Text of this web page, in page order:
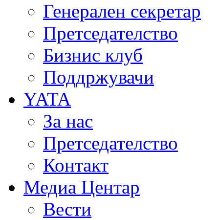
Генерален секретар
Претседателство
Бизнис клуб
Поддржувачи
YATA
За нас
Претседателство
Контакт
Медиа Центар
Вести